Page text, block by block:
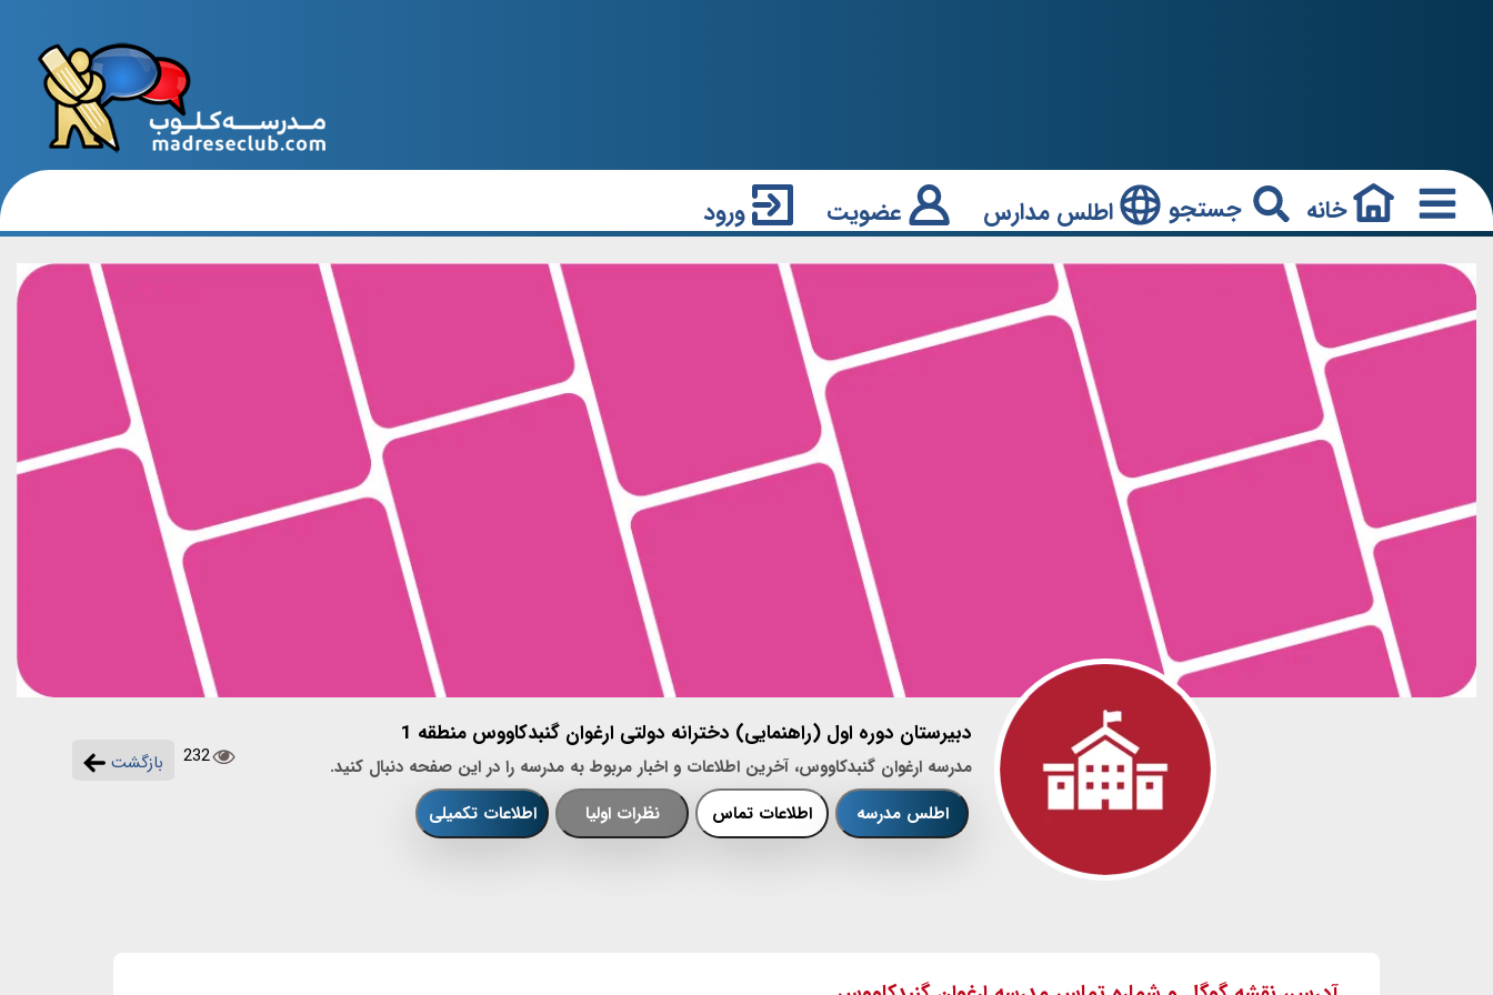
خانه جستجو اطلس مدارس عضویت ورود
بازگشت 232
دبیرستان دوره اول (راهنمایی) دخترانه دولتی ارغوان گنبدکاووس منطقه 1
مدرسه ارغوان گنبدکاووس، آخرین اطلاعات و اخبار مربوط به مدرسه را در این صفحه دنبال کنید.
اطلس مدرسه
اطلاعات تماس نظرات اولیا اطلاعات تکمیلی